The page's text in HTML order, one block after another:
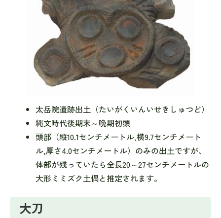
太岳院遺跡出土（たいがくいんいせきしゅつど）
縄文時代後期末～晩期初頭
頭部（縦10.1センチメートル,横9.7センチメート
ル,厚さ4.0センチメートル）のみの出土ですが、
体部が残っていたら全長20～27センチメートルの
大形ミミズク土偶と推定されます。
大刀